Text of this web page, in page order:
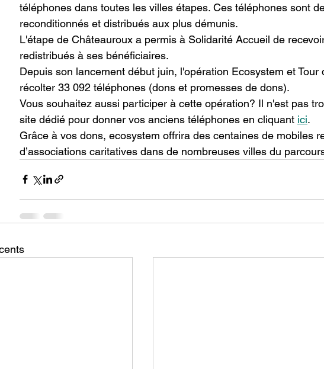
téléphones dans toutes les villes étapes. Ces téléphones sont
reconditionnés et distribués aux plus démunis.
L'étape de Châteauroux a permis à Solidarité Accueil de
redistribués à ses bénéficiaires.
Depuis son lancement début juin, l'opération Ecosystem et Tour
récolter 33 092 téléphones (dons et promesses de dons).
Vous souhaitez aussi participer à cette opération? Il n'est pas
site dédié pour donner vos anciens téléphones en cliquant ici.
Grâce à vos dons, ecosystem offrira des centaines de mobiles
d’associations caritatives dans de nombreuses villes du